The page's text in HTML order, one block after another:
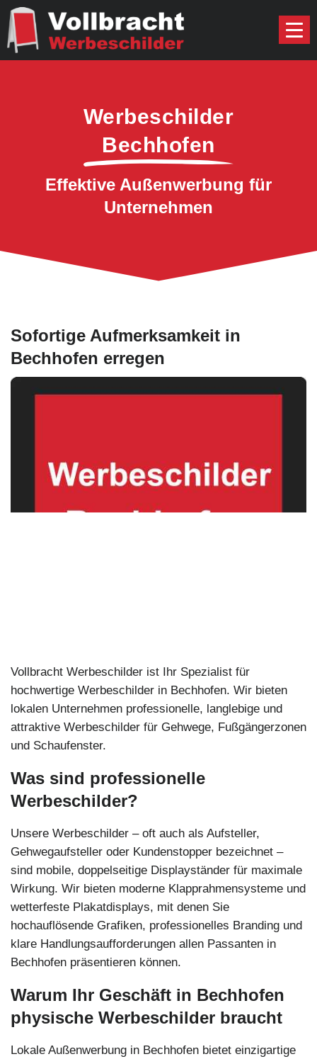
Werbeschilder
Bechhofen
Effektive Außenwerbung für
Unternehmen
Sofortige Aufmerksamkeit in
Bechhofen erregen
Vollbracht Werbeschilder ist Ihr Spezialist für
hochwertige Werbeschilder in Bechhofen. Wir bieten
lokalen Unternehmen professionelle, langlebige und
attraktive Werbeschilder für Gehwege, Fußgängerzonen
und Schaufenster.
Was sind professionelle
Werbeschilder?
Unsere Werbeschilder – oft auch als Aufsteller,
Gehwegaufsteller oder Kundenstopper bezeichnet –
sind mobile, doppelseitige Displayständer für maximale
Wirkung. Wir bieten moderne Klapprahmensysteme und
wetterfeste Plakatdisplays, mit denen Sie
hochauflösende Grafiken, professionelles Branding und
klare Handlungsaufforderungen allen Passanten in
Bechhofen präsentieren können.
Warum Ihr Geschäft in Bechhofen
physische Werbeschilder braucht
Lokale Außenwerbung in Bechhofen bietet einzigartige